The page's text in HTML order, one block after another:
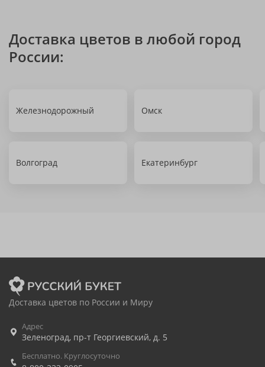
Доставка цветов в любой город
России:
Железнодорожный Омск
Волгоград Екатеринбург
Доставка цветов по России и Миру
Адрес
Зеленоград, пр-т Георгиевский, д. 5
Бесплатно. Круглосуточно